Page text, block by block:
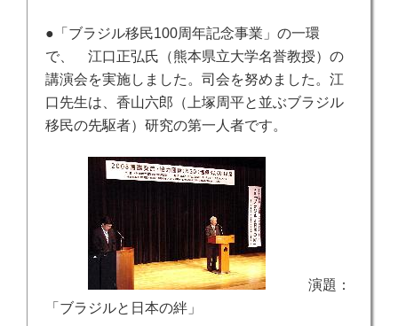
●「ブラジル移民100周年記念事業」の一環
で、 江口正弘氏（熊本県立大学名誉教授）の
講演会を実施しました。司会を努めました。江
口先生は、香山六郎（上塚周平と並ぶブラジル
移民の先駆者）研究の第一人者です。
演題：
「ブラジルと日本の絆」